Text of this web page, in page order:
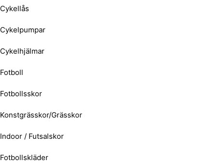
Cykellås
Cykelpumpar
Cykelhjälmar
Fotboll
Fotbollsskor
Konstgrässkor/Grässkor
Indoor / Futsalskor
Fotbollskläder